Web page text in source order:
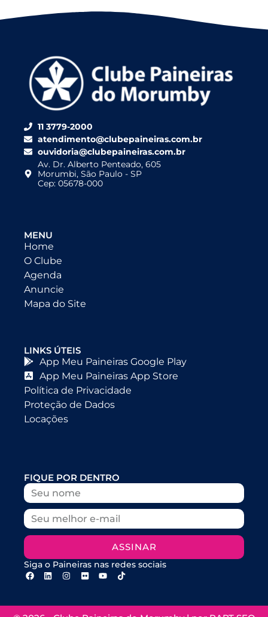
11 3779-2000
atendimento@clubepaineiras.com.br
ouvidoria@clubepaineiras.com.br
Av. Dr. Alberto Penteado, 605
Morumbi, São Paulo - SP
Cep: 05678-000
MENU
Home
O Clube
Agenda
Anuncie
Mapa do Site
LINKS ÚTEIS
App Meu Paineiras Google Play
App Meu Paineiras App Store
Política de Privacidade
Proteção de Dados
Locações
FIQUE POR DENTRO
ASSINAR
Siga o Paineiras nas redes sociais